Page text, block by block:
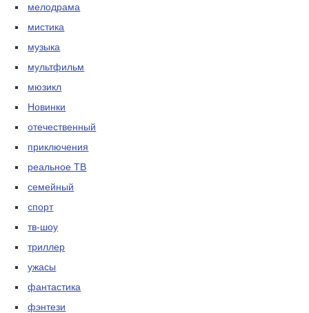
мелодрама
мистика
музыка
мультфильм
мюзикл
Новинки
отечественный
приключения
реальное ТВ
семейный
спорт
тв-шоу
триллер
ужасы
фантастика
фэнтези